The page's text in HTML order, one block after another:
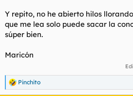
Y repito, no he abierto hilos
que me lea solo puede sacar la
súper bien.
Maricón
R
e
Pinchito